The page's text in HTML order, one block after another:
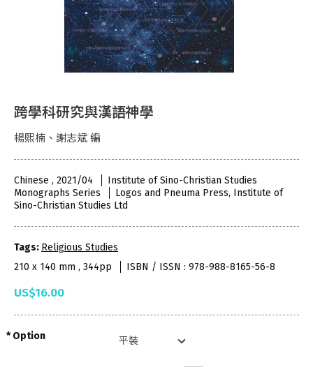
跨學科研究與漢語神學
楊熙楠、謝志斌 編
Chinese , 2021/04
Institute of Sino-Christian Studies
Monographs Series
Logos and Pneuma Press, Institute of
Sino-Christian Studies Ltd
Tags: Religious Studies
210 x 140 mm , 344pp
ISBN / ISSN : 978-988-8165-56-8
US$16.00
Option